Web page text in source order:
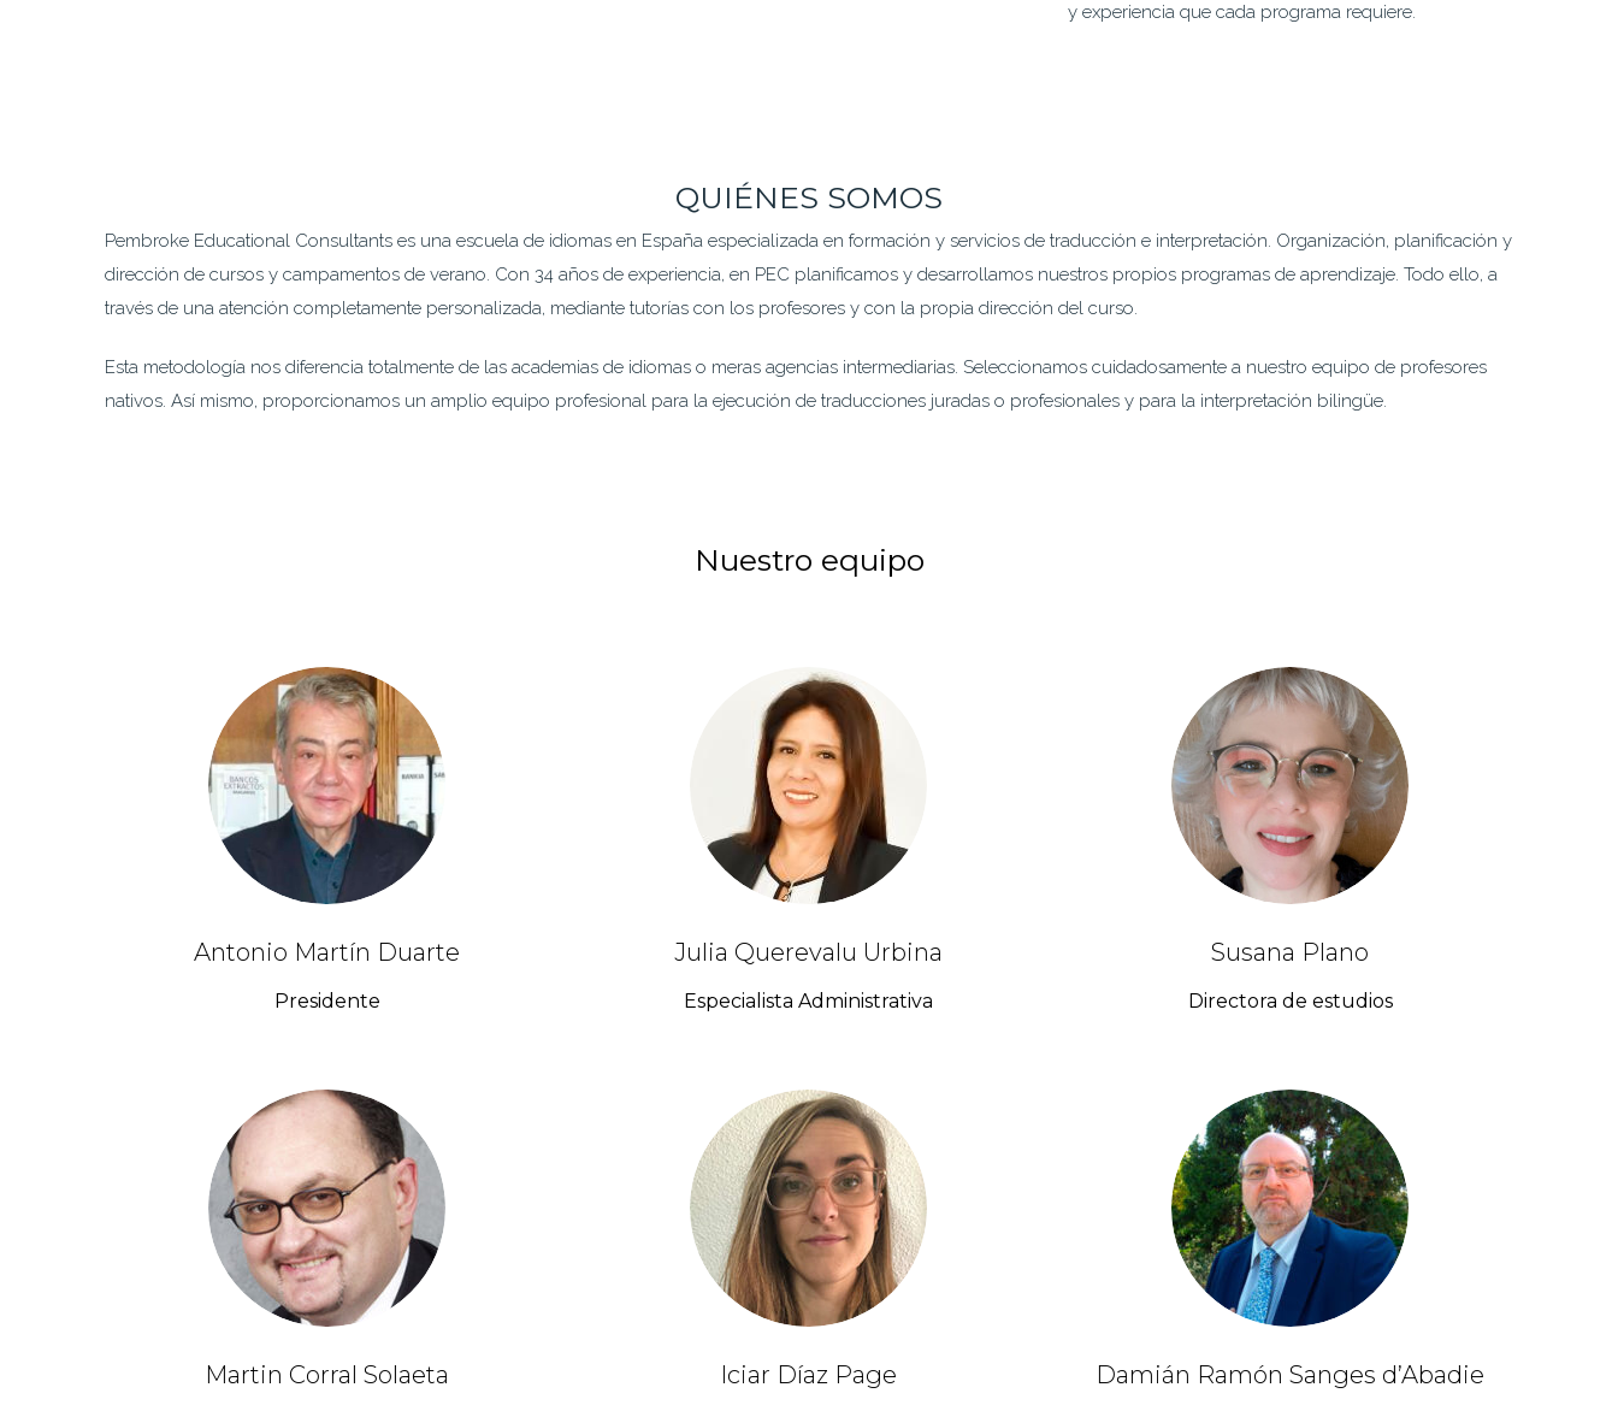
y experiencia que cada programa requiere.
QUIÉNES SOMOS
Pembroke Educational Consultants es una escuela de idiomas en España especializada en formación y servicios de traducción e interpretación. Organización, planificación y
dirección de cursos y campamentos de verano. Con 34 años de experiencia, en PEC planificamos y desarrollamos nuestros propios programas de aprendizaje. Todo ello, a
través de una atención completamente personalizada, mediante tutorías con los profesores y con la propia dirección del curso.
Esta metodología nos diferencia totalmente de las academias de idiomas o meras agencias intermediarias. Seleccionamos cuidadosamente a nuestro equipo de profesores
nativos. Así mismo, proporcionamos un amplio equipo profesional para la ejecución de traducciones juradas o profesionales y para la interpretación bilingüe.
Nuestro equipo
Antonio Martín Duarte
Presidente
Julia Querevalu Urbina
Especialista Administrativa
Susana Plano
Directora de estudios
Martin Corral Solaeta Iciar Díaz Page Damián Ramón Sanges d’Abadie